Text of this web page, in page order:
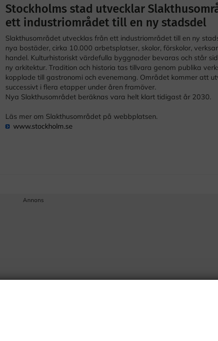
Stockholms stad utvecklar
ett industriområdet till en ny stadsdel
Slakthusområdet utvecklas från ett industriområdet till en ny
nya bostäder, cirka 10.000 arbetsplatser, skolor, förskolor,
handel. Kulturhistoriskt värdefulla byggnader bevaras och står
ny arkitektur. Tradition och historia tas tillvara genom publika
kopplade till gastronomi och evenemang. Området kommer att
successivt i flera etapper under åren framöver.
Nya Slakthusområdet beräknas vara helt klart tidigast år 2030.
Läs mer om Slakthusområdet på webbplatsen.
www.stockholm.se
Annons